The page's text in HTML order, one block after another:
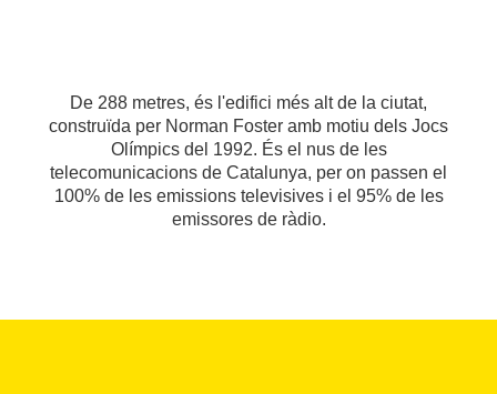
De 288 metres, és l'edifici més alt de la ciutat,
construïda per Norman Foster amb motiu dels Jocs
Olímpics del 1992. És el nus de les
telecomunicacions de Catalunya, per on passen el
100% de les emissions televisives i el 95% de les
emissores de ràdio.